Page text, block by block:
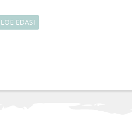
LOE EDASI